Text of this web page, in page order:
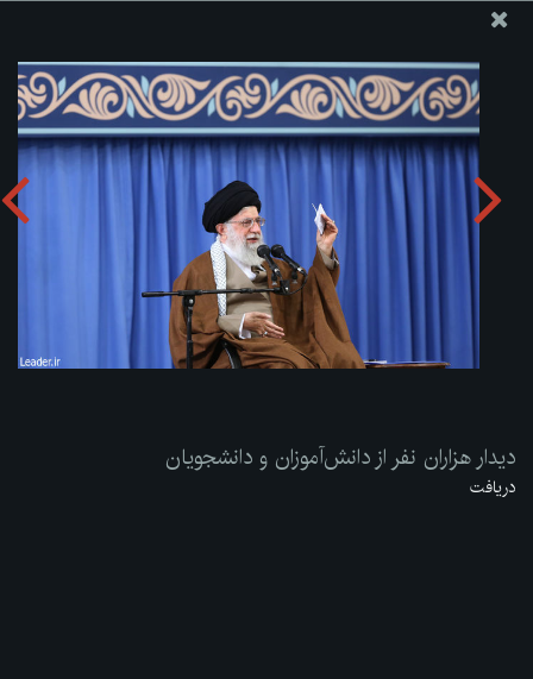
ارسال نامه
وجوهات
دیدار هزاران نفر از دانش‌آموزان و دانشجویان دریافت آلبوم:zip
دیدار هزاران نفر از دانش‌آموزان و دانشجویان
دریافت